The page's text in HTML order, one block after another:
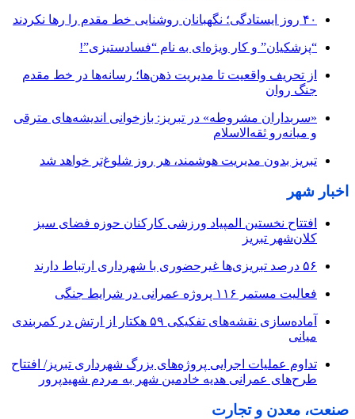
۴۰ روز ایستادگی؛ نگهبانان روشنایی خط مقدم را رها نکردند
“پزشکیان” و کار ویژه‌ای به نام “فسادستیزی”!
از تحریف واقعیت تا مدیریت ذهن‌ها؛ رسانه‌ها در خط مقدم
جنگ روان
«سربداران مشروطه» در تبریز: بازخوانی اندیشه‌های مترقی
و میانه‌رو ثقه‌الاسلام
تبریز بدون مدیریت هوشمند، هر روز شلوغ‌تر خواهد شد
اخبار شهر
افتتاح نخستین المپیاد ورزشی کارکنان حوزه فضای سبز
کلان‌شهر تبریز
۵۶ درصد تبریزی‌ها غیرحضوری با شهرداری ارتباط دارند
فعالیت مستمر ۱۱۶ پروژه عمرانی در شرایط جنگی
آماده‌سازی نقشه‌های تفکیکی ۵۹ هکتار از ارتش در کمربندی
میانی
تداوم عملیات اجرایی پروژه‌های بزرگ شهرداری تبریز/ افتتاح
طرح‌های عمرانی هدیه خادمین شهر به مردم شهیدپرور
صنعت، معدن و تجارت